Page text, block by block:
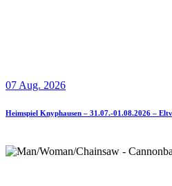
07 Aug. 2026
Heimspiel Knyphausen – 31.07.-01.08.2026 –